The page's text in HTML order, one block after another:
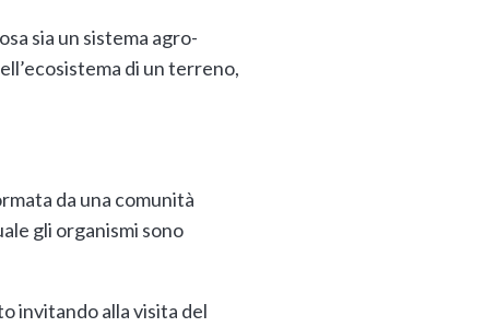
sia un sistema agro-
di un terreno,
da una comunità
gli organismi sono
invitando alla visita del